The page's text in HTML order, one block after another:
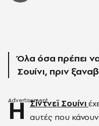
Όλα όσα πρέπει να
Σουίνι, πριν
Η Σίντνεϊ Σουίνι
αυτές που